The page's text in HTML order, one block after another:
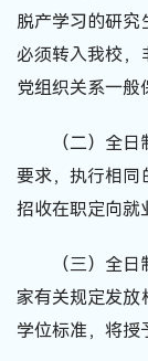
脱产学习的研究
必须转入我校，
党组织关系一般
（二）全
要求，执行相同
招收在职定向就
（三）全
家有关规定发放
学位标准，将授